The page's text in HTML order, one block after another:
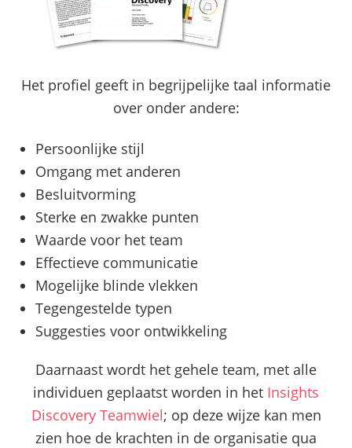
Het profiel geeft in begrijpelijke taal informatie
over onder andere:
Persoonlijke stijl
Omgang met anderen
Besluitvorming
Sterke en zwakke punten
Waarde voor het team
Effectieve communicatie
Mogelijke blinde vlekken
Tegengestelde typen
Suggesties voor ontwikkeling
Daarnaast wordt het gehele team, met alle
individuen geplaatst worden in het Insights
Discovery Teamwiel; op deze wijze kan men
zien hoe de krachten in de organisatie qua